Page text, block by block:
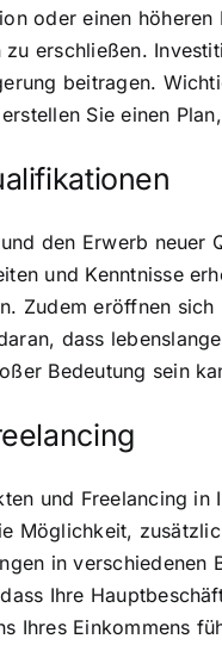
oder einen
erschließen.
beitragen.
Sie einen
den Erwerb
und Kenntnisse
Zudem eröffnen
dass
Bedeutung sein
und Freelancing
Möglichkeit,
in
Ihre
Ihres Einkommens